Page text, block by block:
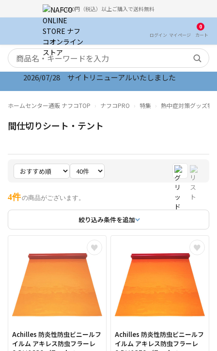
5,000円（税込）以上ご購入で送料無料
ログイン マイ ページ
0
カート
検索キーワード
2026/07/28 サイトリニューアルいたしました
ホームセンター通販 ナフコTOP ナフコPRO 特集 熱中症対策グッズ特
間仕切りシート・テント
4件の商品がございます。
絞り込み条件を追加
Achilles 防炎性防虫ビニールフ
イルム アキレス防虫フラーレ
Achilles 防炎性防虫ビニールフ
イルム アキレス防虫フラーレ